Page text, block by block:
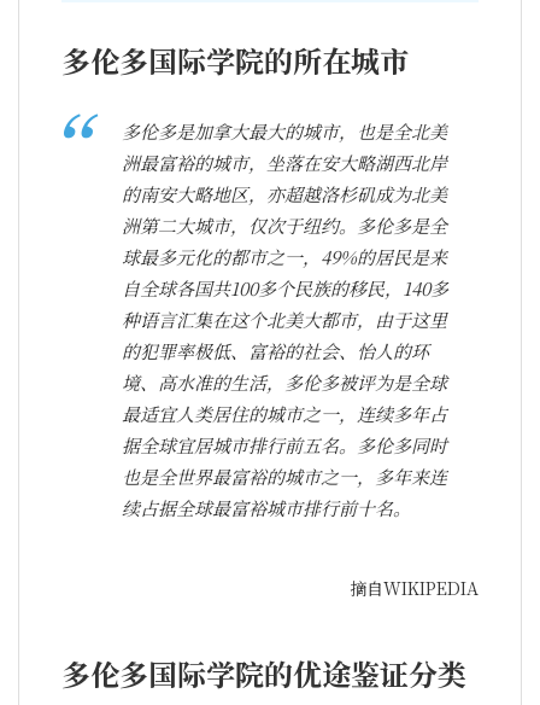
多伦多国际学院的所在城市
多伦多是加拿大最大的城市，也是全北美
洲最富裕的城市，坐落在安大略湖西北岸
的南安大略地区，亦超越洛杉矶成为北美
洲第二大城市，仅次于纽约。多伦多是全
球最多元化的都市之一，49%的居民是来
自全球各国共100多个民族的移民，140多
种语言汇集在这个北美大都市，由于这里
的犯罪率极低、富裕的社会、怡人的环
境、高水准的生活，多伦多被评为是全球
最适宜人类居住的城市之一，连续多年占
据全球宜居城市排行前五名。多伦多同时
也是全世界最富裕的城市之一，多年来连
续占据全球最富裕城市排行前十名。
摘自WIKIPEDIA
多伦多国际学院的优途鉴证分类